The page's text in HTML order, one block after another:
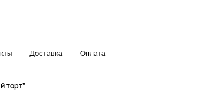
Доставка Оплата
торт”